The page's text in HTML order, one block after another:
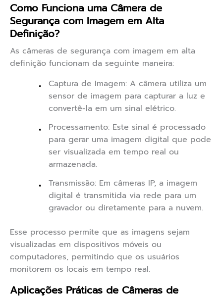
Como Funciona uma Câmera de
Segurança com Imagem em Alta
Definição?
As câmeras de segurança com imagem em alta
definição funcionam da seguinte maneira:
Captura de Imagem: A câmera utiliza um
sensor de imagem para capturar a luz e
convertê-la em um sinal elétrico.
Processamento: Este sinal é processado
para gerar uma imagem digital que pode
ser visualizada em tempo real ou
armazenada.
Transmissão: Em câmeras IP, a imagem
digital é transmitida via rede para um
gravador ou diretamente para a nuvem.
Esse processo permite que as imagens sejam
visualizadas em dispositivos móveis ou
computadores, permitindo que os usuários
monitorem os locais em tempo real.
Aplicações Práticas de Câmeras de